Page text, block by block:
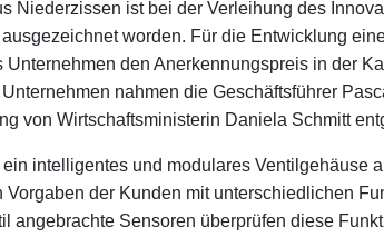
Niederzissen ist bei der Verleihung des
worden. Für die Entwicklung
Unternehmen den Anerkennungspreis in der
nahmen die Geschäftsführer
von Wirtschaftsministerin Daniela Schmitt
intelligentes und modulares Ventilgehäuse
der Kunden mit unterschiedlichen
angebrachte Sensoren überprüfen diese